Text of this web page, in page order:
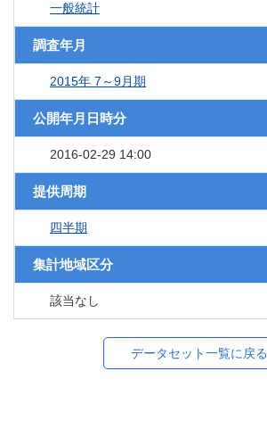
一般統計
調査年月
2015年 7～9月期
公開年月日時分
2016-02-29 14:00
提供周期
四半期
集計地域区分
該当なし
データセット一覧に戻る